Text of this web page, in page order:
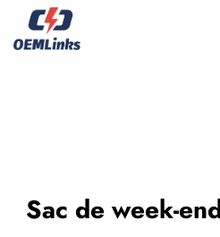
Sac de week-